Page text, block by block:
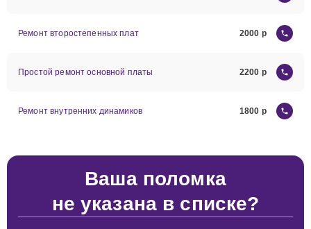
Ремонт второстепенных плат 2000
Простой ремонт основной платы 2200
Ремонт внутренних динамиков 1800
Ваша поломка
не указана в списке?